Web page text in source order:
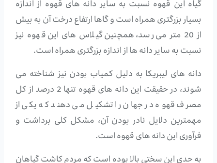
گیاه این قهوه نسبت به سایر دانه های قهوه از اندازه
بسیار بزرگتری همراه است و گاها ارتفاع درخت آن به بیش
از 20 متر می رسد، همچنین گیلاس های این قهوه نیز
نسبت به سایر دانه ها از اندازه بزرگتری همراه است.
دانه های لیبریکا به دلیل کمیاب بودن نیز شناخته می
شوند، در حقیقت این دانه های قهوه تنها 2 درصد از کل
مصرف قهوه در جهان را تشکیل می دهند که یکی از
مهمترین دلایل نادر بودن آن، مشکل کلی برداشت و
فرآوری این دانه های قهوه است.
به حدی این سختی بالا بوده است که مردم کاشت گیاهان